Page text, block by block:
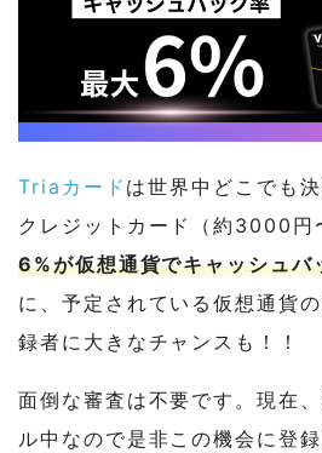
Triaカード は世界中どこでも
クレジットカード（約3000円
6%が仮想通貨でキャッシュバ
に、予定されている仮想通貨
録者に大きなチャンスも！！
面倒な審査は不要です。現在
ル中なので是非この機会に登